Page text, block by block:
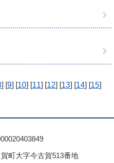
] [9] [10] [11] [12] [13] [14] [15]
町大字今古賀513番地